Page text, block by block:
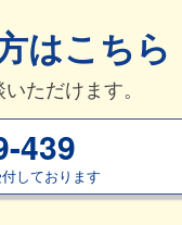
はこちら
ただけます。
439
しております